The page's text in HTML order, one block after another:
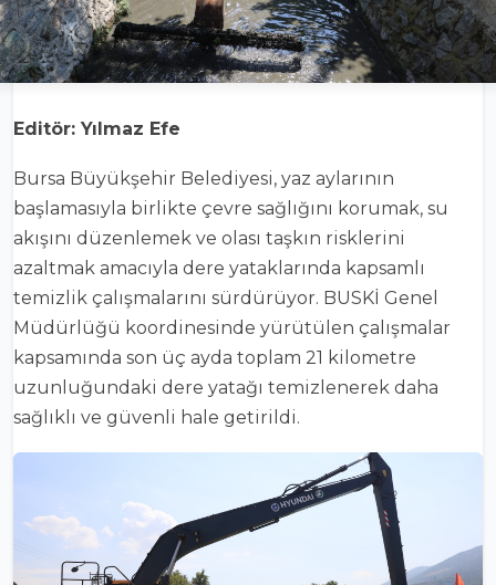
Editör: Yılmaz Efe
Bursa Büyükşehir Belediyesi, yaz aylarının
başlamasıyla birlikte çevre sağlığını korumak, su
akışını düzenlemek ve olası taşkın risklerini
azaltmak amacıyla dere yataklarında kapsamlı
temizlik çalışmalarını sürdürüyor. BUSKİ Genel
Müdürlüğü koordinesinde yürütülen çalışmalar
kapsamında son üç ayda toplam 21 kilometre
uzunluğundaki dere yatağı temizlenerek daha
sağlıklı ve güvenli hale getirildi.